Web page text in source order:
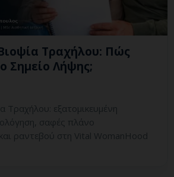
Τραχήλου: Πώς
Σημείο Λήψης;
Τραχήλου: εξατομικευμένη
σαφές πλάνο
ραντεβού στη Vital WomanHood